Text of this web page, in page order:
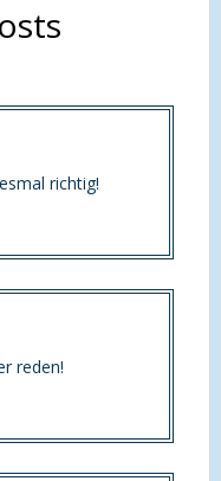
richtig!
reden!